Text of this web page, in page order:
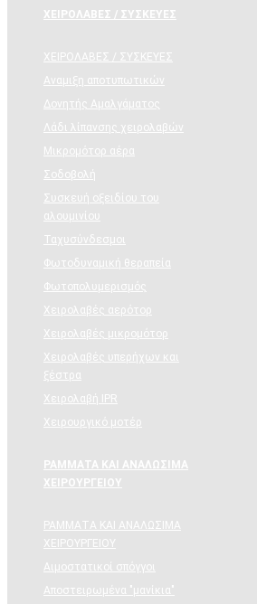
ΧΕΙΡΟΛΑΒΕΣ / ΣΥΣΚΕΥΕΣ
ΧΕΙΡΟΛΑΒΕΣ / ΣΥΣΚΕΥΕΣ
Αναμιξη αποτυπωτικών
Δονητής Αμαλγάματος
Λάδι λίπανσης χειρολαβών
Μικρομότορ αέρα
Σοδοβολή
Συσκευή οξειδίου του
αλουμινίου
Ταχυσύνδεσμοι
Φωτοδυναμική θεραπεία
Φωτοπολυμερισμός
Χειρολαβές αερότορ
Χειρολαβές μικρομότορ
Χειρολαβές υπερήχων και
ξέστρα
Χειρολαβή IPR
Χειρουργικό μοτέρ
ΡΑΜΜΑΤΑ ΚΑΙ ΑΝΑΛΩΣΙΜΑ
ΧΕΙΡΟΥΡΓΕΙΟΥ
ΡΑΜΜΑΤΑ ΚΑΙ ΑΝΑΛΩΣΙΜΑ
ΧΕΙΡΟΥΡΓΕΙΟΥ
Αιμοστατικοί σπόγγοι
Αποστειρωμένα "μανίκια"